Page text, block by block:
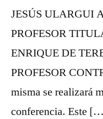
JESÚS ULARGUI
PROFESOR
ENRIQUE DE
PROFESOR
misma se realizará
conferencia. Este